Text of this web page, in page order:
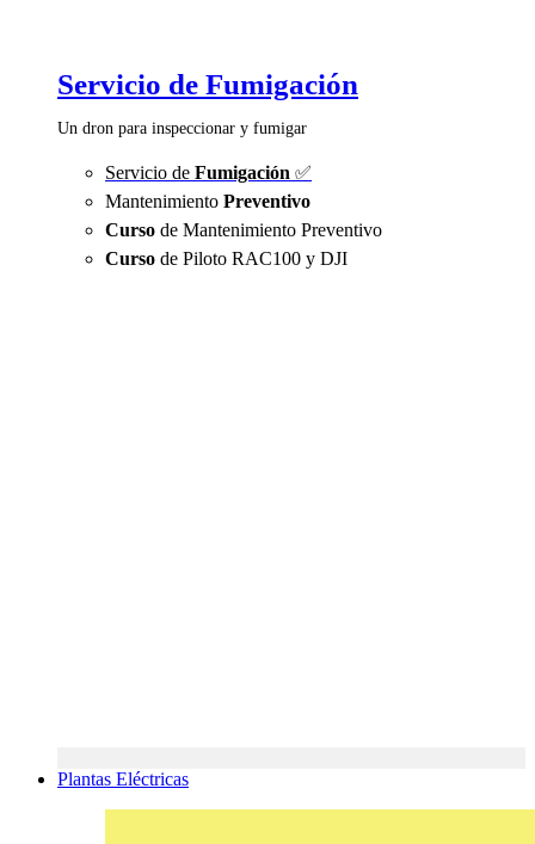
Servicio de Fumigación
Un dron para inspeccionar y fumigar
Servicio de Fumigación ✅
Mantenimiento Preventivo
Curso de Mantenimiento Preventivo
Curso de Piloto RAC100 y DJI
Plantas Eléctricas